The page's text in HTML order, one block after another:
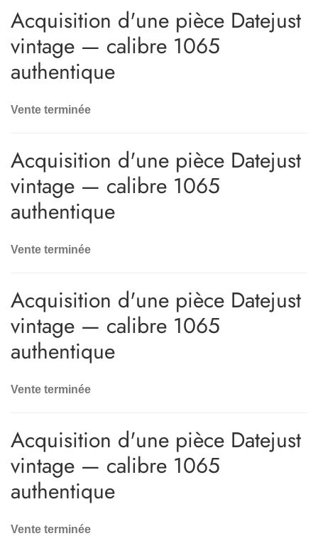
Acquisition d'une pièce Datejust
vintage — calibre 1065
authentique
Vente terminée
Acquisition d'une pièce Datejust
vintage — calibre 1065
authentique
Vente terminée
Acquisition d'une pièce Datejust
vintage — calibre 1065
authentique
Vente terminée
Acquisition d'une pièce Datejust
vintage — calibre 1065
authentique
Vente terminée